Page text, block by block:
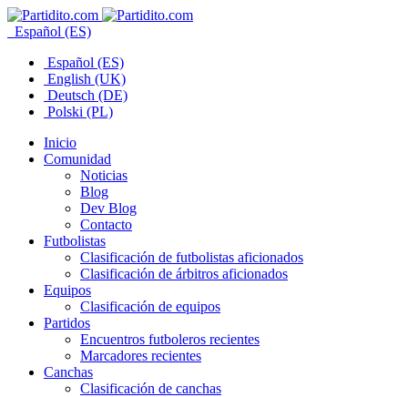
Español (ES)
Español (ES)
English (UK)
Deutsch (DE)
Polski (PL)
Inicio
Comunidad
Noticias
Blog
Dev Blog
Contacto
Futbolistas
Clasificación de futbolistas aficionados
Clasificación de árbitros aficionados
Equipos
Clasificación de equipos
Partidos
Encuentros futboleros recientes
Marcadores recientes
Canchas
Clasificación de canchas